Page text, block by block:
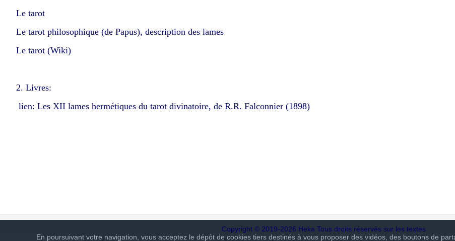
Le tarot
Le tarot philosophique (de Papus), description des lames
Le tarot (Wiki)
2. Livres:
lien: Les XII lames hermétiques du tarot divinatoire, de R.R. Falconnier (1898)
En poursuivant votre navigation, vous acceptez le dépôt de cookies tiers destinés à vous proposer des vidéos, des boutons de
Copyright © 2019-2026 Heka Tous droits réservés sur les textes